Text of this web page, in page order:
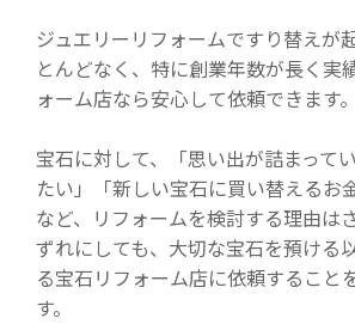
ジュエリーリフォームですり替えが
とんどなく、特に創業年数が長く実
ォーム店なら安心して依頼できます。
宝石に対して、「思い出が詰まって
たい」「新しい宝石に買い替えるお
など、リフォームを検討する理由は
ずれにしても、大切な宝石を預ける
る宝石リフォーム店に依頼すること
す。